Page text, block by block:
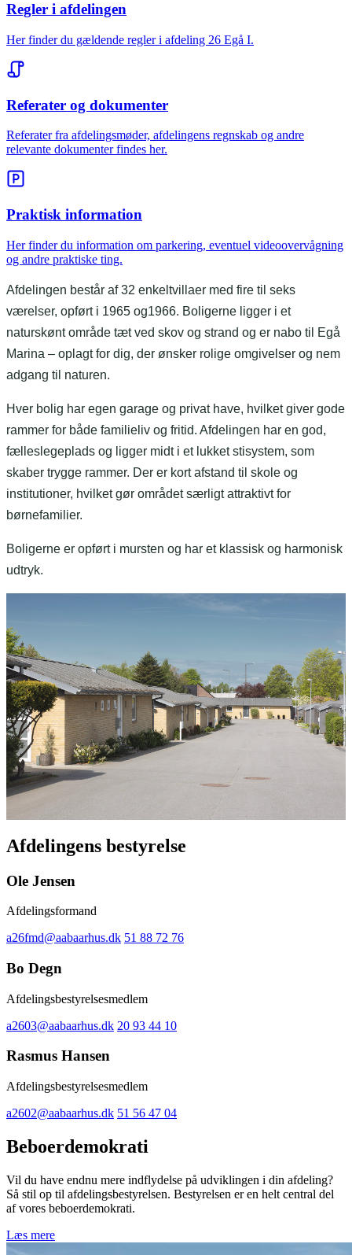
Regler i afdelingen
Her finder du gældende regler i afdeling 26 Egå I.
Referater og dokumenter
Referater fra afdelingsmøder, afdelingens regnskab og andre
relevante dokumenter findes her.
Praktisk information
Her finder du information om parkering, eventuel videoovervågning
og andre praktiske ting.
Afdelingen består af 32 enkeltvillaer med fire til seks
værelser, opført i 1965 og1966. Boligerne ligger i et
naturskønt område tæt ved skov og strand og er nabo til Egå
Marina – oplagt for dig, der ønsker rolige omgivelser og nem
adgang til naturen.
Hver bolig har egen garage og privat have, hvilket giver gode
rammer for både familieliv og fritid. Afdelingen har en god,
fælleslegeplads og ligger midt i et lukket stisystem, som
skaber trygge rammer. Der er kort afstand til skole og
institutioner, hvilket gør området særligt attraktivt for
børnefamilier.
Boligerne er opført i mursten og har et klassisk og harmonisk
udtryk.
Afdelingens bestyrelse
Ole Jensen
Afdelingsformand
a26fmd@aabaarhus.dk 51 88 72 76
Bo Degn
Afdelingsbestyrelsesmedlem
a2603@aabaarhus.dk 20 93 44 10
Rasmus Hansen
Afdelingsbestyrelsesmedlem
a2602@aabaarhus.dk 51 56 47 04
Beboerdemokrati
Vil du have endnu mere indflydelse på udviklingen i din afdeling?
Så stil op til afdelingsbestyrelsen. Bestyrelsen er en helt central del
af vores beboerdemokrati.
Læs mere